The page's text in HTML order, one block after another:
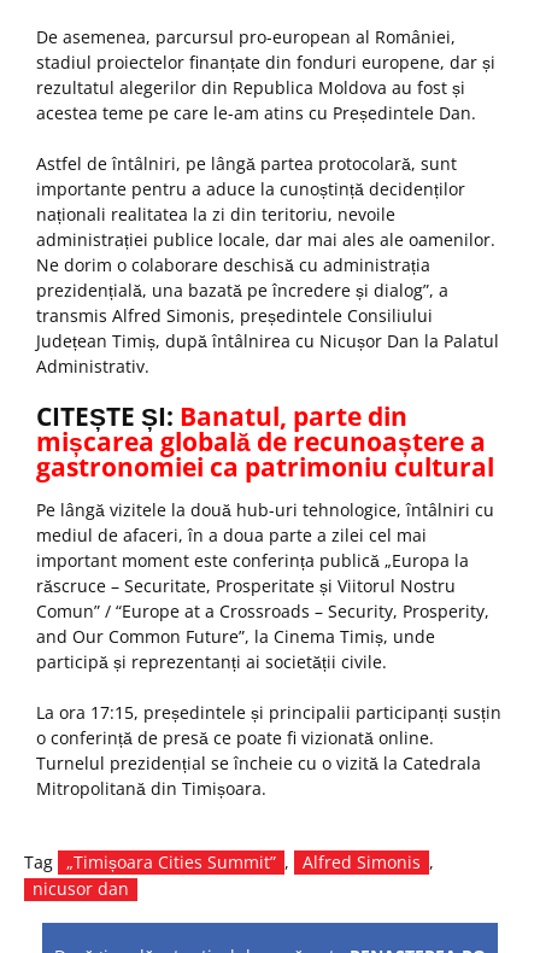
De asemenea, parcursul pro-european al României,
stadiul proiectelor finanțate din fonduri europene, dar și
rezultatul alegerilor din Republica Moldova au fost și
acestea teme pe care le-am atins cu Președintele Dan.
Astfel de întâlniri, pe lângă partea protocolară, sunt
importante pentru a aduce la cunoștință decidenților
naționali realitatea la zi din teritoriu, nevoile
administrației publice locale, dar mai ales ale oamenilor.
Ne dorim o colaborare deschisă cu administrația
prezidențială, una bazată pe încredere și dialog”, a
transmis Alfred Simonis, președintele Consiliului
Județean Timiș, după întâlnirea cu Nicușor Dan la Palatul
Administrativ.
CITEȘTE ȘI: Banatul, parte din
mișcarea globală de recunoaștere a
gastronomiei ca patrimoniu cultural
Pe lângă vizitele la două hub-uri tehnologice, întâlniri cu
mediul de afaceri, în a doua parte a zilei cel mai
important moment este conferința publică „Europa la
răscruce – Securitate, Prosperitate și Viitorul Nostru
Comun” / “Europe at a Crossroads – Security, Prosperity,
and Our Common Future”, la Cinema Timiș, unde
participă și reprezentanți ai societății civile.
La ora 17:15, președintele și principalii participanți susțin
o conferință de presă ce poate fi vizionată online.
Turnelul prezidențial se încheie cu o vizită la Catedrala
Mitropolitană din Timișoara.
Tag „Timișoara Cities Summit” , Alfred Simonis ,
nicusor dan